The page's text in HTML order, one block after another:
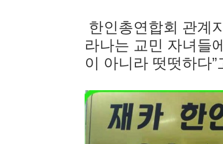
한인총연합회 관계
라나는 교민 자녀들
이 아니라 떳떳하다